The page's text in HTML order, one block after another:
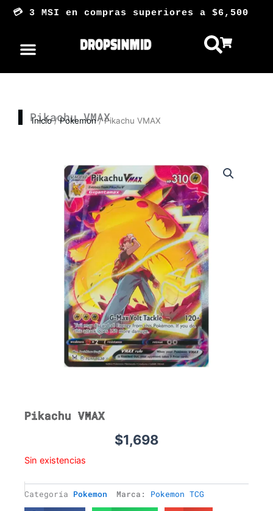
💳 3 MSI en compras superiores a
Pikachu VMAX
Inicio/Pokemon/ Pikachu VMAX
Pikachu VMAX
$1,698
Sin existencias
Categoría Pokemon Marca: Pokemon TCG